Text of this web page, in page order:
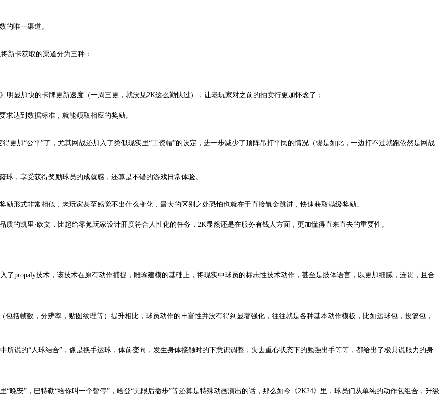
的唯一渠道。
新卡获取的渠道分为三种：
明显加快的卡牌更新速度（一周三更，就没见2K这么勤快过），让老玩家对之前的拍卖行更加怀念了；
达到数据标准，就能领取相应的奖励。
更加“公平”了，尤其网战还加入了类似现实里“工资帽”的设定，进一步减少了顶阵吊打平民的情况（饶是如此，一边打不过就跑依然是网战
，享受获得奖励球员的成就感，还算是不错的游戏日常体验。
形式非常相似，老玩家甚至感觉不出什么变化，最大的区别之处恐怕也就在于直接氪金跳进，快速获取满级奖励。
的凯里·欧文，比起给零氪玩家设计肝度符合人性化的任务，2K显然还是在服务有钱人方面，更加懂得直来直去的重要性。
了propaly技术，该技术在原有动作捕捉，雕琢建模的基础上，将现实中球员的标志性技术动作，甚至是肢体语言，以更加细腻，连贯，且合
括帧数，分辨率，贴图纹理等）提升相比，球员动作的丰富性并没有得到显著强化，往往就是各种基本动作模板，比如运球包，投篮包，
所说的“人球结合”，像是换手运球，体前变向，发生身体接触时的下意识调整，失去重心状态下的勉强出手等等，都给出了极具说服力的身
晚安”，巴特勒“给你叫一个暂停”，哈登“无限后撤步”等还算是特殊动画演出的话，那么如今《2K24》里，球员们从单纯的动作包组合，升级